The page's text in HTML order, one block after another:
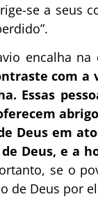
se a seus
encalha
com
Essas
Deus em
Deus, e a
se o
de Deus por